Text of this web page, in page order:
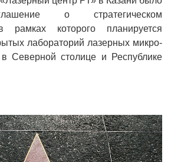
о стратегическом
рамках которого планируется
лабораторий лазерных микро-
Cеверной столице и Республике